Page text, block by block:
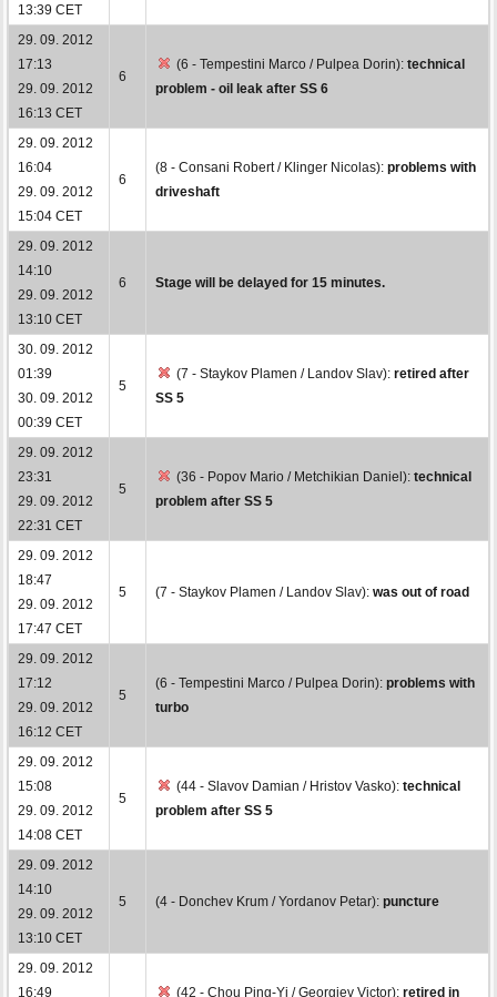
13:39 CET
29. 09. 2012
17:13
29. 09. 2012
16:13 CET
6
(6 - Tempestini Marco / Pulpea Dorin): technical
problem - oil leak after SS 6
29. 09. 2012
16:04
29. 09. 2012
15:04 CET
6
(8 - Consani Robert / Klinger Nicolas): problems with
driveshaft
29. 09. 2012
14:10
29. 09. 2012
13:10 CET
6 Stage will be delayed for 15 minutes.
30. 09. 2012
01:39
30. 09. 2012
00:39 CET
5
(7 - Staykov Plamen / Landov Slav): retired after
SS 5
29. 09. 2012
23:31
29. 09. 2012
22:31 CET
5
(36 - Popov Mario / Metchikian Daniel): technical
problem after SS 5
29. 09. 2012
18:47
29. 09. 2012
17:47 CET
5 (7 - Staykov Plamen / Landov Slav): was out of road
29. 09. 2012
17:12
29. 09. 2012
16:12 CET
5
(6 - Tempestini Marco / Pulpea Dorin): problems with
turbo
29. 09. 2012
15:08
29. 09. 2012
14:08 CET
5
(44 - Slavov Damian / Hristov Vasko): technical
problem after SS 5
29. 09. 2012
14:10
29. 09. 2012
13:10 CET
5 (4 - Donchev Krum / Yordanov Petar): puncture
29. 09. 2012
16:49
(42 - Chou Ping-Yi / Georgiev Victor): retired in